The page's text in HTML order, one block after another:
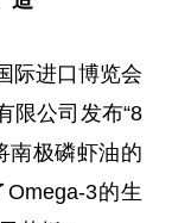
际进口博览会
限公司发布“8
南极磷虾油的
Omega-3的生